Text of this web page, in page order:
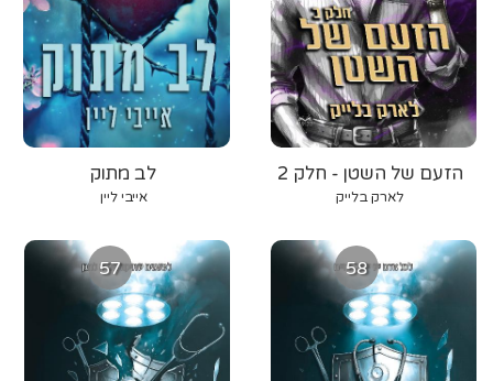
לב מתוק
אייבי ליין
הזעם של השטן - חלק 2
לארק בלייק
57 58